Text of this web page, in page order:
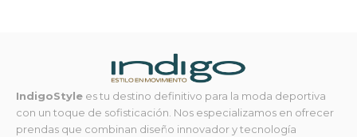
IndigoStyle es tu destino definitivo para la moda deportiva
con un toque de sofisticación. Nos especializamos en ofrecer
prendas que combinan diseño innovador y tecnología